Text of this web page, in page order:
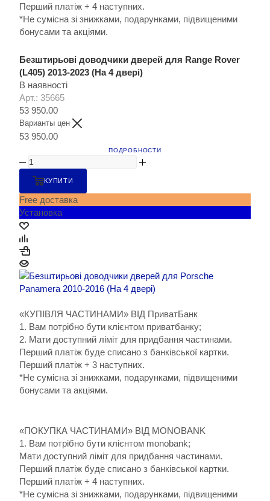
Перший платіж + 4 наступних.
*Не сумісна зі знижками, подарунками, підвищеними
бонусами та акціями.
Безштирьові доводчики дверей для Range Rover
(L405) 2013-2023 (На 4 двері)
В наявності
Арт.: 35665
53 950.00
Варианты цен
53 950.00
ПОДРОБНОСТИ
КУПИТИ
Free доставка
Установка
«КУПІВЛЯ ЧАСТИНАМИ» ВІД ПриватБанк
1. Вам потрібно бути клієнтом приватбанку;
2. Мати доступний ліміт для придбання частинами.
Перший платіж буде списано з банківської картки.
Перший платіж + 3 наступних.
*Не сумісна зі знижками, подарунками, підвищеними
бонусами та акціями.
«ПОКУПКА ЧАСТИНАМИ» ВІД MONOBANK
1. Вам потрібно бути клієнтом monobank;
Мати доступний ліміт для придбання частинами.
Перший платіж буде списано з банківської картки.
Перший платіж + 4 наступних.
*Не сумісна зі знижками, подарунками, підвищеними